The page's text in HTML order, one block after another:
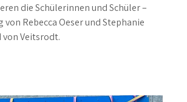
die Schülerinnen und Schüler –
Rebecca Oeser und Stephanie
von Veitsrodt.